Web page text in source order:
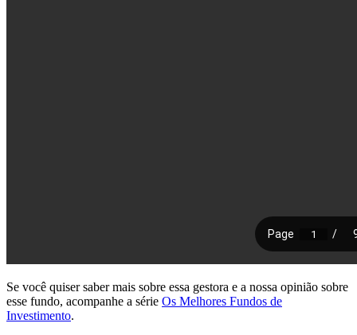
Se você quiser saber mais sobre essa gestora e a nossa opinião sobre
esse fundo, acompanhe a série Os Melhores Fundos de
Investimento.